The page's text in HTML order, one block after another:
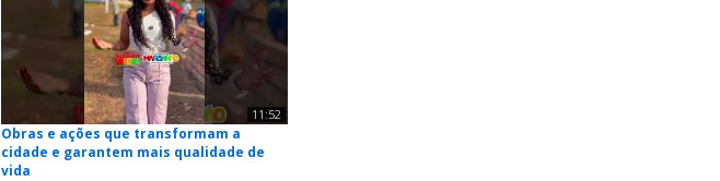
11:52
Obras e ações que transformam a
cidade e garantem mais qualidade de
vida